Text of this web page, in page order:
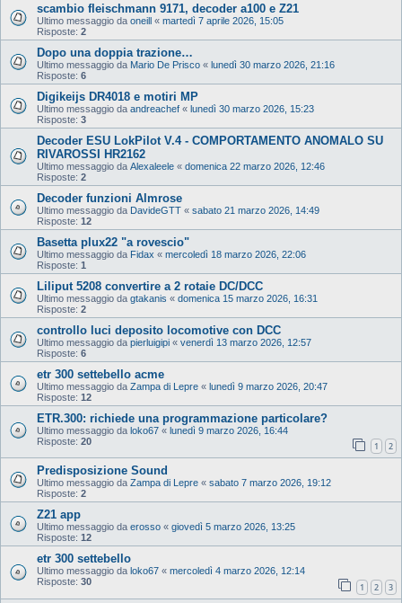
scambio fleischmann 9171, decoder a100 e Z21
Ultimo messaggio da oneill « martedì 7 aprile 2026, 15:05
Risposte: 2
Dopo una doppia trazione…
Ultimo messaggio da Mario De Prisco « lunedì 30 marzo 2026, 21:16
Risposte: 6
Digikeijs DR4018 e motiri MP
Ultimo messaggio da andreachef « lunedì 30 marzo 2026, 15:23
Risposte: 3
Decoder ESU LokPilot V.4 - COMPORTAMENTO ANOMALO SU
RIVAROSSI HR2162
Ultimo messaggio da Alexaleele « domenica 22 marzo 2026, 12:46
Risposte: 2
Decoder funzioni Almrose
Ultimo messaggio da DavideGTT « sabato 21 marzo 2026, 14:49
Risposte: 12
Basetta plux22 "a rovescio"
Ultimo messaggio da Fidax « mercoledì 18 marzo 2026, 22:06
Risposte: 1
Liliput 5208 convertire a 2 rotaie DC/DCC
Ultimo messaggio da gtakanis « domenica 15 marzo 2026, 16:31
Risposte: 2
controllo luci deposito locomotive con DCC
Ultimo messaggio da pierluigipi « venerdì 13 marzo 2026, 12:57
Risposte: 6
etr 300 settebello acme
Ultimo messaggio da Zampa di Lepre « lunedì 9 marzo 2026, 20:47
Risposte: 12
ETR.300: richiede una programmazione particolare?
Ultimo messaggio da loko67 « lunedì 9 marzo 2026, 16:44
Risposte: 20 1 2
Predisposizione Sound
Ultimo messaggio da Zampa di Lepre « sabato 7 marzo 2026, 19:12
Risposte: 2
Z21 app
Ultimo messaggio da erosso « giovedì 5 marzo 2026, 13:25
Risposte: 12
etr 300 settebello
Ultimo messaggio da loko67 « mercoledì 4 marzo 2026, 12:14
Risposte: 30 1 2 3